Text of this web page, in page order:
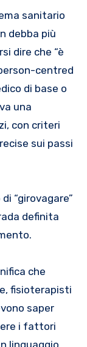
sanitario
debba più
dire che “è
centred
di base o
una
con criteri
sui passi
“girovagare”
definita
che
fisioterapisti
saper
i fattori